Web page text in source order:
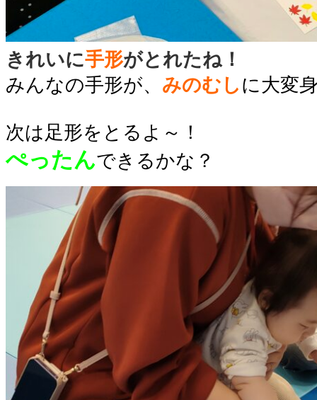
きれいに手形がとれたね！
みんなの手形が、 みのむし に大変
次は足形をとるよ～！
ぺったんできるかな？